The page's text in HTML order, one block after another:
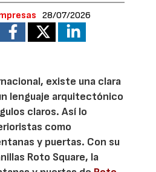
28/07/2026
existe una clara
lenguaje arquitectónico
claros. Así lo
como
y puertas. Con su
Roto Square, la